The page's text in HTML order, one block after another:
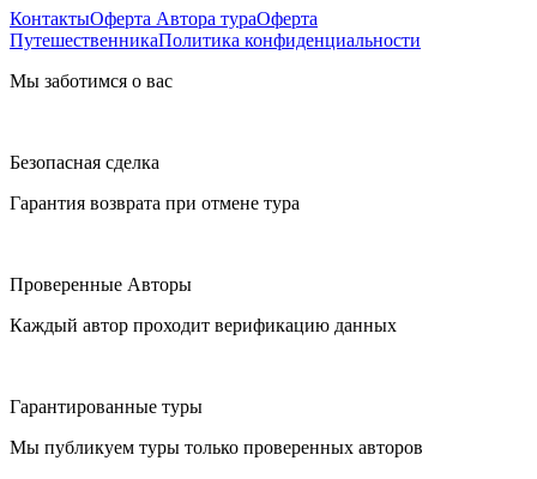
КонтактыОферта Автора тураОферта
ПутешественникаПолитика конфиденциальности
Мы заботимся о вас
Безопасная сделка
Гарантия возврата при отмене тура
Проверенные Авторы
Каждый автор проходит верификацию данных
Гарантированные туры
Мы публикуем туры только проверенных авторов